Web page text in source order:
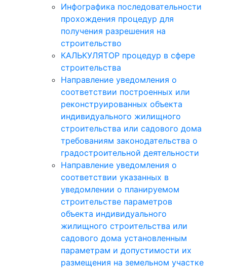
Инфографика последовательности
прохождения процедур для
получения разрешения на
строительство
КАЛЬКУЛЯТОР процедур в сфере
строительства
Направление уведомления о
соответствии построенных или
реконструированных объекта
индивидуального жилищного
строительства или садового дома
требованиям законодательства о
градостроительной деятельности
Направление уведомления о
соответствии указанных в
уведомлении о планируемом
строительстве параметров
объекта индивидуального
жилищного строительства или
садового дома установленным
параметрам и допустимости их
размещения на земельном участке